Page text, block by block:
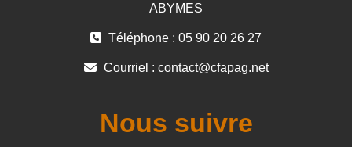
ABYMES
Téléphone : 05 90 20 26 27
Courriel : contact@cfapag.net
Nous suivre